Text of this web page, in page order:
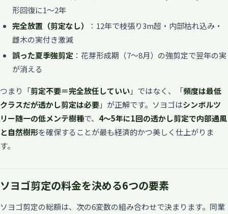
形回復に1〜2年
完全放置（剪定なし）
：12年で枝張り3m超・内部枯れ込み・
雌木の実付き激減
誤った夏季強剪定 ：花芽形成期（7〜8月）の強剪定で翌年の実
が消える
つまり「剪定不要＝完全放任していい」ではなく、「頻度は最低
クラスだが透かし剪定は必要」が正解です。ソヨゴはシンボルツ
リー随一の低メンテ樹種で、 4〜5年に1回の透かし剪定で内部通風
と自然樹形を確保することが最も経済的かつ美しく仕上がりま
す。
ソヨゴ剪定の料金を決める6つの要素
ソヨゴ剪定の総額は、次の6変数の組み合わせで決まります。同業